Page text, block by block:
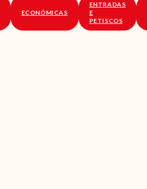
SOBRE NÓS
ECONÓMICAS
ENTRADAS
E
PETISCOS